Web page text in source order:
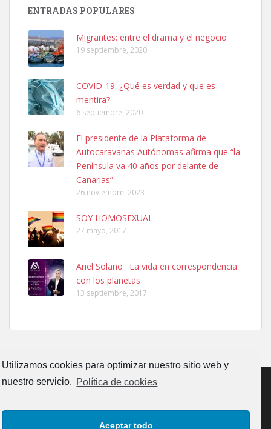
Utilizamos cookies para optimizar nuestro sitio web y
nuestro servicio. Política de cookies
Aceptar todo
Leales.org » Gran Canaria
SHIBA PERDIDO AVDA JOSE MESA Y LOPEZ
PERRO MACHO RAZA SHIBA CON MICROCHIP PERDIDO HOY
06/07/2025 ZONA MESA Y LOPEZ. ES MUY ASUSTADIZO
Leales.org » Gran Canaria
6.7.2025
Ninfa perdida
El día 5 se los perdió una ninfa papillera, asustada tiene miedo a la
calle, se perdió por la zon...
Adopcion
Busco casa de acogida para mi perrita ya que por temas de trabajo
ENTRADAS POPULARES
Migrantes: entre el drama y el negocio
19 septiembre, 2020
COVID-19: ¿Qué es verdad y que es
mentira?
6 septiembre, 2020
El presidente de la Plataforma de
Autocaravanas Autónomas afirma que “la
Península va 40 años por delante de
Canarias”
26 noviembre, 2023
SOY HOMOSEXUAL
27 mayo, 2017
Ariel Solano : La vida en correspondencia
con los planetas
13 septiembre, 2017